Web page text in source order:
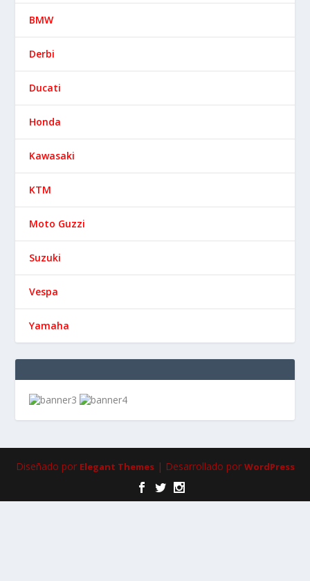
BMW
Derbi
Ducati
Honda
Kawasaki
KTM
Moto Guzzi
Suzuki
Vespa
Yamaha
Diseñado por Elegant Themes| Desarrollado por WordPress